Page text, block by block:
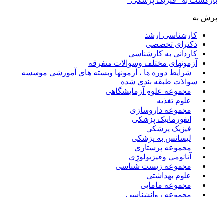
پرش به
کارشناسی ارشد
دکترای تخصصی
کاردانی به کارشناسی
آزمونهای مختلف وسوالات متفرقه
شرایط دوره ها ، آزمونها وبسته های آموزشی موسسه
سوالات طبقه بندی شده
مجموعه علوم آزمایشگاهی
علوم تغذیه
مجموعه داروسازی
انفورماتیک پزشکی
فیزیک پزشکی
لیسانس به پزشکی
مجموعه پرستاری
آناتومی وفیزیولوژِی
مجموعه زیست شناسی
علوم بهداشتی
مجموعه مامایی
مجموعه روانشناسی